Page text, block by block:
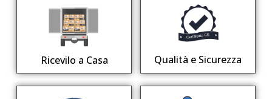
Ricevilo a Casa Qualità e Sicurezza